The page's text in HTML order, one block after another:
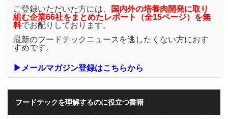
ご登録いただいた方には、
国内外の培養肉開発に取り
組む企業66社をまとめたレポート（全15ページ）を無
料でお配りしております。
最新のフードテックニュースを逃したくない方におす
すめです。
▶メールマガジン登録はこちらから
フードテックを理解するのに役立つ書籍